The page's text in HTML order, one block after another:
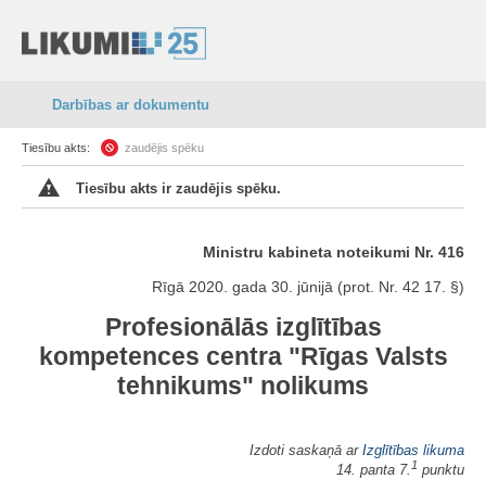
Darbības ar dokumentu
Tiesību akts: zaudējis spēku
Tiesību akts ir zaudējis spēku.
Ministru kabineta noteikumi Nr. 416
Rīgā 2020. gada 30. jūnijā (prot. Nr. 42 17. §)
Profesionālās izglītības
kompetences centra "Rīgas Valsts
tehnikums" nolikums
Izdoti saskaņā ar Izglītības likuma
14. panta 7. 1 punktu